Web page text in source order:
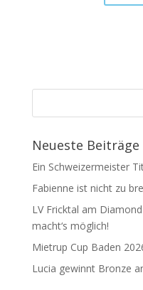
Neueste Beiträge
Ein Schweizermeister
Fabienne ist nicht zu
LV Fricktal am
macht‘s möglich!
Mietrup Cup Baden
Lucia gewinnt Bronze